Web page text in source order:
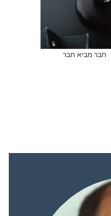
חבר מביא חבר